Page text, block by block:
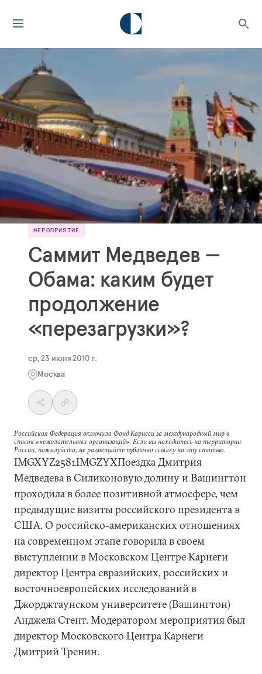
МЕРОПРИЯТИЕ
Саммит Медведев —
Обама: каким будет
продолжение
«перезагрузки»?
ср, 23 июня 2010 г.
Москва
Российская Федерация включила Фонд Карнеги за международный мир в
список «нежелательных организаций». Если вы находитесь на территории
России, пожалуйста, не размещайте публично ссылку на эту статью.
IMGXYZ2581IMGZYXПоездка Дмитрия
Медведева в Силиконовую долину и Вашингтон
проходила в более позитивной атмосфере, чем
предыдущие визиты российского президента в
США. О российско-американских отношениях
на современном этапе говорила в своем
выступлении в Московском Центре Карнеги
директор Центра евразийских, российских и
восточноевропейских исследований в
Джорджтаунском университете (Вашингтон)
Анджела Стент. Модератором мероприятия был
директор Московского Центра Карнеги
Дмитрий Тренин.